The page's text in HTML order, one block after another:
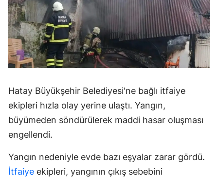
Hatay Büyükşehir Belediyesi'ne bağlı itfaiye
ekipleri hızla olay yerine ulaştı. Yangın,
büyümeden söndürülerek maddi hasar oluşması
engellendi.
Yangın nedeniyle evde bazı eşyalar zarar gördü.
İtfaiye ekipleri, yangının çıkış sebebini